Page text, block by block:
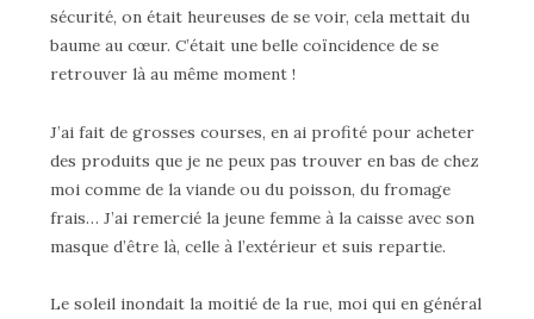
sécurité, on était heureuses de se voir, cela mettait du
baume au cœur. C’était une belle coïncidence de se
retrouver là au même moment !
J’ai fait de grosses courses, en ai profité pour acheter
des produits que je ne peux pas trouver en bas de chez
moi comme de la viande ou du poisson, du fromage
frais… J’ai remercié la jeune femme à la caisse avec son
masque d’être là, celle à l’extérieur et suis repartie.
Le soleil inondait la moitié de la rue, moi qui en général